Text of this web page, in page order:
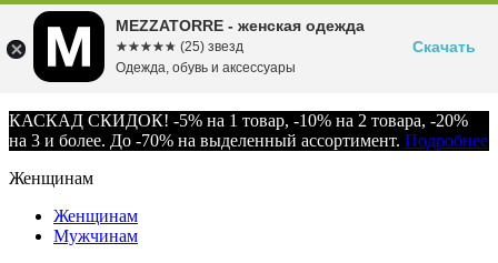
КАСКАД СКИДОК! -5% на 1 товар, -10% на 2 товара, -20%
на 3 и более. До -70% на выделенный ассортимент. Подробнее
Женщинам
Женщинам
Мужчинам
MEZZATORRE - женская одежда
☆☆☆☆☆
★★★★★ (25) звезд
Одежда, обувь и аксессуары
Скачать